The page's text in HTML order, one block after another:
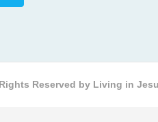
Reserved by Living in